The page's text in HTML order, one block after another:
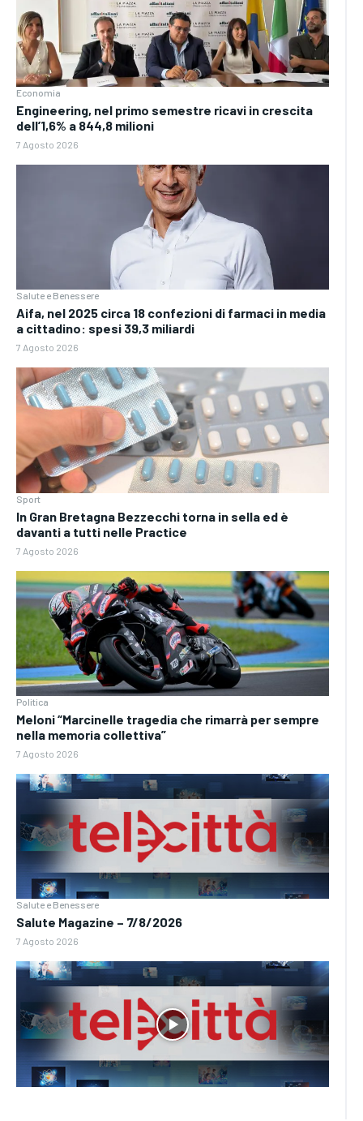
Economia
Engineering, nel primo semestre ricavi in crescita
dell’1,6% a 844,8 milioni
7 Agosto 2026
Salute e Benessere
Aifa, nel 2025 circa 18 confezioni di farmaci in media
a cittadino: spesi 39,3 miliardi
7 Agosto 2026
Sport
In Gran Bretagna Bezzecchi torna in sella ed è
davanti a tutti nelle Practice
7 Agosto 2026
Politica
Meloni “Marcinelle tragedia che rimarrà per sempre
nella memoria collettiva”
7 Agosto 2026
Salute e Benessere
Salute Magazine – 7/8/2026
7 Agosto 2026